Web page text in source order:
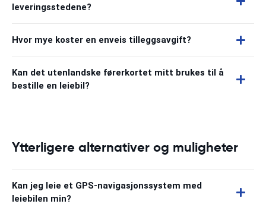
leveringsstedene?
Hvor mye koster en enveis tilleggsavgift?
Kan det utenlandske førerkortet mitt brukes til å
bestille en leiebil?
Ytterligere alternativer og muligheter
Kan jeg leie et GPS-navigasjonssystem med
leiebilen min?